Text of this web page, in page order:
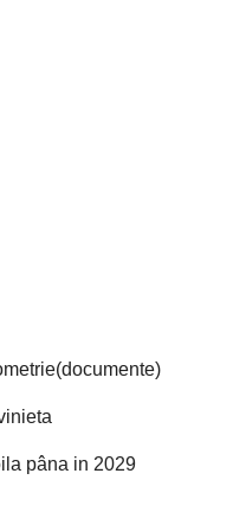
pâna in 2029